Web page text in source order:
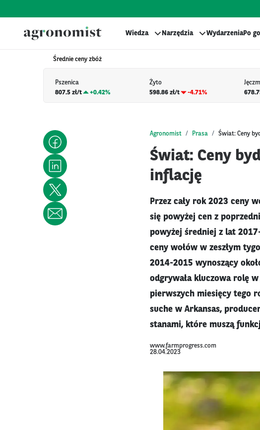
Wiedza Narzędzia WydarzeniaPo
Średnie ceny zbóż
Pszenica
807.5 zł/t
+0.42%
Żyto
598.86 zł/t
-4.71%
Agronomist Prasa Świat: Ceny
Świat: Ceny
inflację
Przez cały rok 2023 ceny
się powyżej cen z
powyżej średniej z lat
ceny wołów w zeszłym
2014-2015 wynoszący
odgrywała kluczowa rolę
pierwszych miesięcy tego
suche w Arkansas,
stanami, które muszą
www.farmprogress.com
28.04.2023